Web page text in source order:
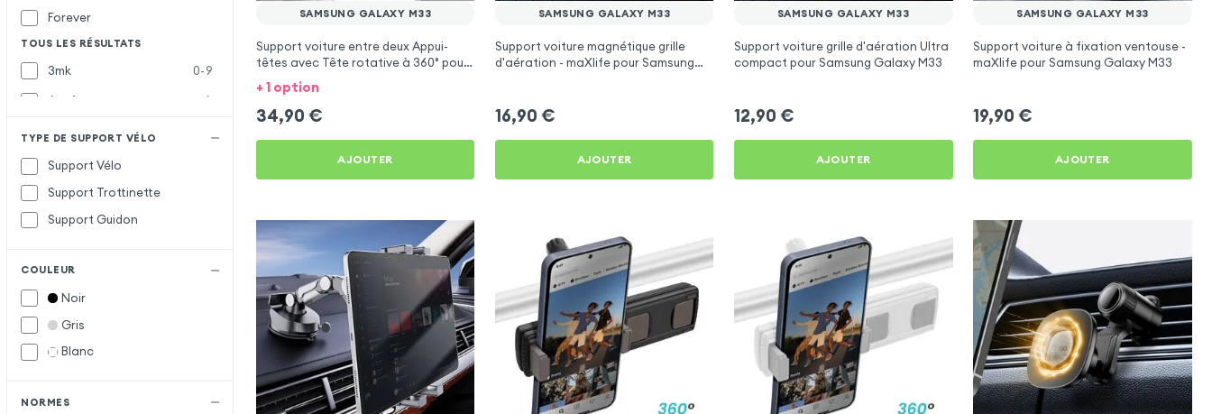
Forever
TOUS LES RÉSULTATS
3mk
0-9
Acefast
A
Baseus
Belkin
Forcell
Maxlife
M
Vennus
wiwu
TYPE DE SUPPORT VÉLO
Support Vélo
Support Trottinette
Support Guidon
COULEUR
Noir
Gris
Blanc
NORMES
SAMSUNG GALAXY M33
Support voiture entre deux Appui-
têtes avec Tête rotative à 360° pour
Samsung Galaxy M33
+ 1 option
34,90 €
AJOUTER
SAMSUNG GALAXY M33
Support voiture magnétique grille
d'aération - maXlife pour Samsung
16,90 €
AJOUTER
SAMSUNG GALAXY M33
Support voiture grille d'aération Ultra
compact pour Samsung Galaxy M33
12,90 €
AJOUTER
SAMSUNG GALAXY M33
Support voiture à fixation ventouse -
maXlife pour Samsung Galaxy M33
19,90 €
AJOUTER